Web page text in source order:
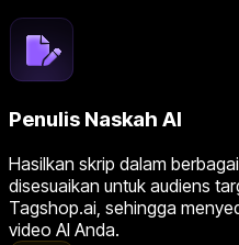
Penulis Naskah AI
Hasilkan skrip dalam
disesuaikan untuk audiens
Tagshop.ai, sehingga
video AI Anda.